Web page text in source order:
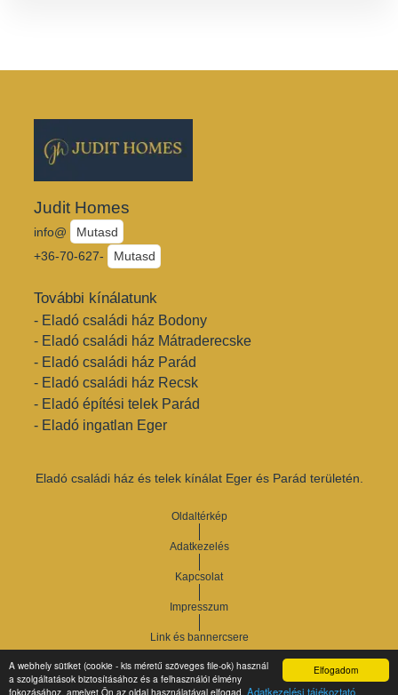
Elfogadom
A webhely sütiket (cookie - kis méretű szöveges file-ok) használ
a szolgáltatások biztosításához és a felhasználói élmény
fokozásához, amelyet Ön az oldal használatával elfogad. Adatkezelési tájékoztató
Judit Homes
info@
Mutasd
+36-70-627-
Mutasd
További kínálatunk
- Eladó családi ház Bodony
- Eladó családi ház Mátraderecske
- Eladó családi ház Parád
- Eladó családi ház Recsk
- Eladó építési telek Parád
- Eladó ingatlan Eger
Eladó családi ház és telek kínálat Eger és Parád területén.
Oldaltérkép
Adatkezelés
Kapcsolat
Impresszum
Link és bannercsere
Copyright © 2021.Vár-Köz Kft. - Ingatlan nyilvántartó, ügyviteli és